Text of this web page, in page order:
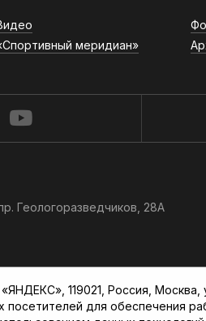
меридиан»
Геологоразведчиков, 28А
119021, Россия, Москва,
для обеспечения